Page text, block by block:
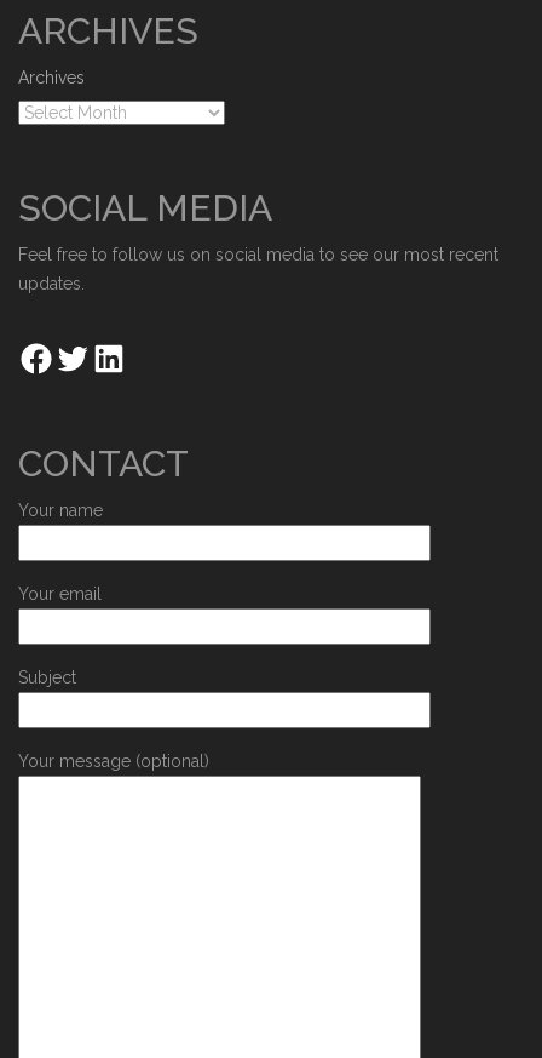
ARCHIVES
Archives
SOCIAL MEDIA
Feel free to follow us on social media to see our most recent
updates.
CONTACT
Your name
Your email
Subject
Your message (optional)